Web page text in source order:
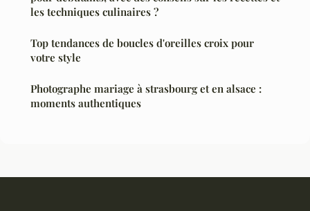
les techniques culinaires ?
Top tendances de boucles d'oreilles croix pour
votre style
Photographe mariage à strasbourg et en alsace :
moments authentiques